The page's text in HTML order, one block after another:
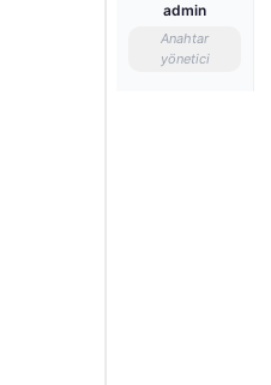
admin
Anahtar
yönetici